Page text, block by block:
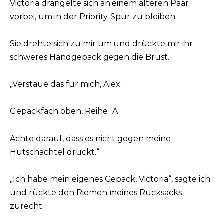
Victoria drängelte sich an einem älteren Paar
vorbei, um in der Priority-Spur zu bleiben.
Sie drehte sich zu mir um und drückte mir ihr
schweres Handgepäck gegen die Brust.
„Verstaue das für mich, Alex.
Gepäckfach oben, Reihe 1A.
Achte darauf, dass es nicht gegen meine
Hutschachtel drückt.“
„Ich habe mein eigenes Gepäck, Victoria“, sagte ich
und rückte den Riemen meines Rucksacks
zurecht.